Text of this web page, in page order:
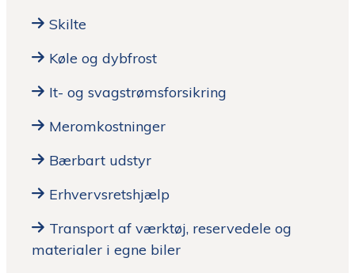
Skilte
Køle og dybfrost
It- og svagstrømsforsikring
Meromkostninger
Bærbart udstyr
Erhvervsretshjælp
Transport af værktøj, reservedele og
materialer i egne biler